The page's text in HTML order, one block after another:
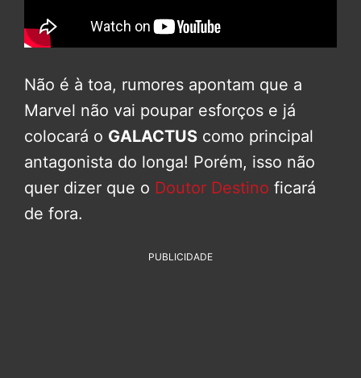
Não é à toa, rumores apontam que a
Marvel não vai poupar esforços e já
colocará o GALACTUS como principal
antagonista do longa! Porém, isso não
quer dizer que o Doutor Destino ficará
de fora.
PUBLICIDADE